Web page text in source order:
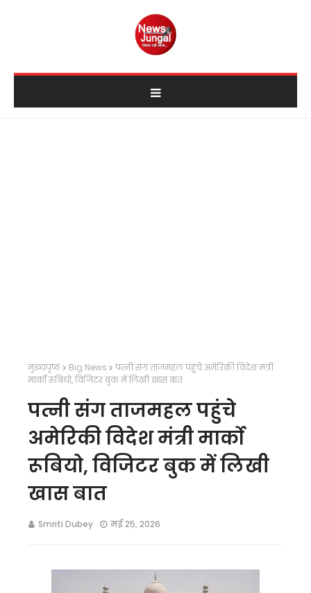
मुख्यपृष्ठ Big News
पत्नी संग ताजमहल पहुंचे अमेरिकी विदेश मंत्री
मार्को रूबियो, विजिटर बुक में लिखी खास बात
पत्नी संग ताजमहल पहुंचे
अमेरिकी विदेश मंत्री मार्को
रूबियो, विजिटर बुक में लिखी
खास बात
Smriti Dubey मई 25, 2026